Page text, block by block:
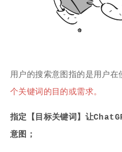
用户的搜索意图指的是用户在
个关键词的目的或需求。
指定【目标关键词】让
意图；